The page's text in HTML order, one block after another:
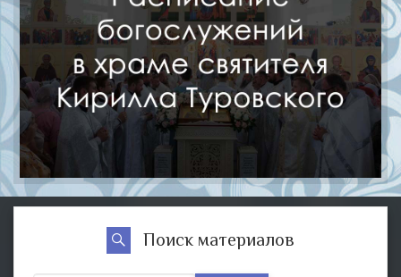
Поиск материалов